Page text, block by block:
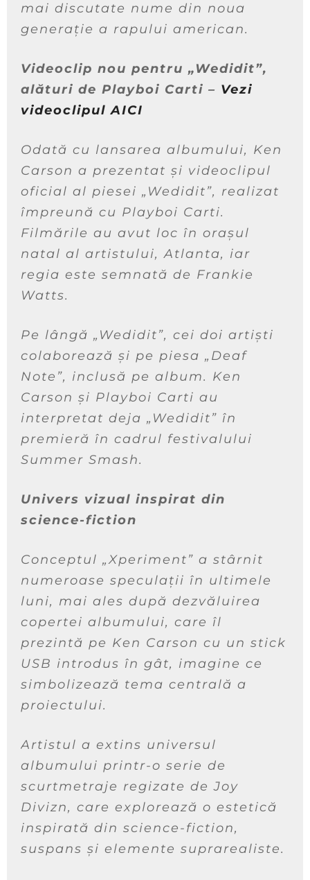
mai discutate nume din noua
generație a rapului american.
Videoclip nou pentru „Wedidit”,
alături de Playboi Carti – Vezi
videoclipul AICI
Odată cu lansarea albumului, Ken
Carson a prezentat și videoclipul
oficial al piesei „Wedidit”, realizat
împreună cu Playboi Carti.
Filmările au avut loc în orașul
natal al artistului, Atlanta, iar
regia este semnată de Frankie
Watts.
Pe lângă „Wedidit”, cei doi artiști
colaborează și pe piesa „Deaf
Note”, inclusă pe album. Ken
Carson și Playboi Carti au
interpretat deja „Wedidit” în
premieră în cadrul festivalului
Summer Smash.
Univers vizual inspirat din
science-fiction
Conceptul „Xperiment” a stârnit
numeroase speculații în ultimele
luni, mai ales după dezvăluirea
copertei albumului, care îl
prezintă pe Ken Carson cu un stick
USB introdus în gât, imagine ce
simbolizează tema centrală a
proiectului.
Artistul a extins universul
albumului printr-o serie de
scurtmetraje regizate de Joy
Divizn, care explorează o estetică
inspirată din science-fiction,
suspans și elemente suprarealiste.